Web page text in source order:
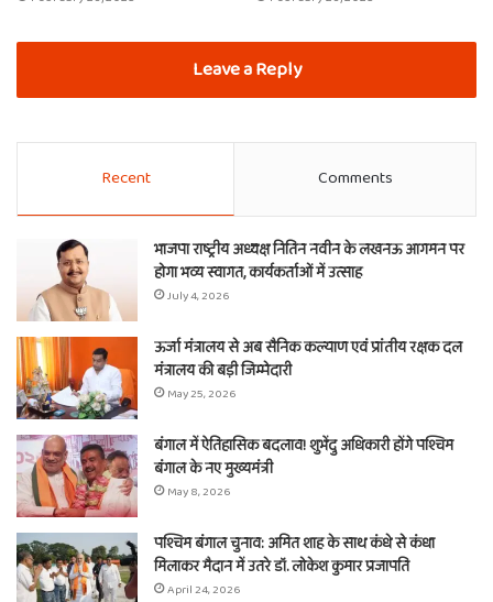
Leave a Reply
Recent Comments
भाजपा राष्ट्रीय अध्यक्ष नितिन नवीन के लखनऊ आगमन पर
होगा भव्य स्वागत, कार्यकर्ताओं में उत्साह
July 4, 2026
ऊर्जा मंत्रालय से अब सैनिक कल्याण एवं प्रांतीय रक्षक दल
मंत्रालय की बड़ी जिम्मेदारी
May 25, 2026
बंगाल में ऐतिहासिक बदलाव! शुभेंदु अधिकारी होंगे पश्चिम
बंगाल के नए मुख्यमंत्री
May 8, 2026
पश्चिम बंगाल चुनाव: अमित शाह के साथ कंधे से कंधा
मिलाकर मैदान में उतरे डॉ. लोकेश कुमार प्रजापति
April 24, 2026